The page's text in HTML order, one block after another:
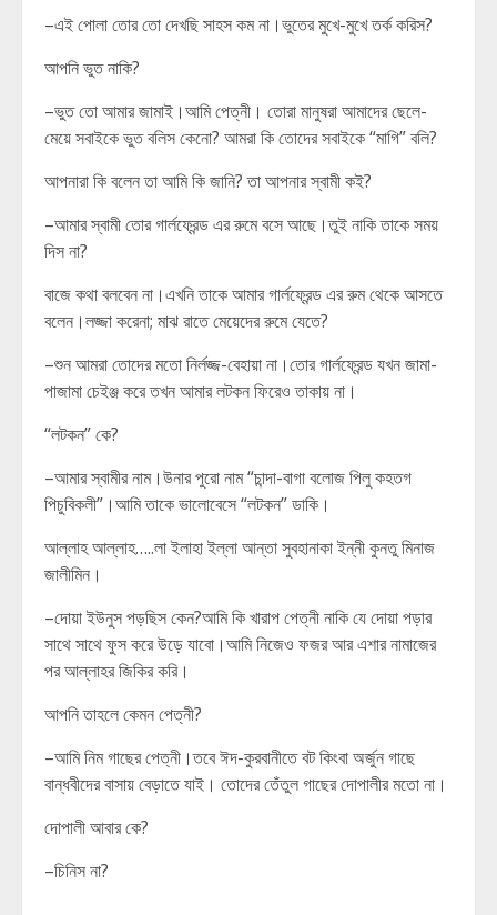
–এই পোলা তোর তো দেখছি সাহস কম না।ভুতের মুখে-মুখে তর্ক করিস?
আপনি ভুত নাকি?
–ভুত তো আমার জামাই।আমি পেত্নী। তোরা মানুষরা আমাদের ছেলে-
মেয়ে সবাইকে ভুত বলিস কেনো? আমরা কি তোদের সবাইকে “মাগি” বলি?
আপনারা কি বলেন তা আমি কি জানি? তা আপনার স্বামী কই?
–আমার স্বামী তোর গার্লফ্রেন্ড এর রুমে বসে আছে।তুই নাকি তাকে সময়
দিস না?
বাজে কথা বলবেন না।এখনি তাকে আমার গার্লফ্রেন্ড এর রুম থেকে আসতে
বলেন।লজ্জা করেনা; মাঝ রাতে মেয়েদের রুমে যেতে?
–শুন আমরা তোদের মতো নির্লজ্জ-বেহায়া না।তোর গার্লফ্রেন্ড যখন জামা-
পাজামা চেইঞ্জ করে তখন আমার লটকন ফিরেও তাকায় না।
“লটকন” কে?
–আমার স্বামীর নাম।উনার পুরো নাম “চান্দা-বাগা বলোজ পিলু কহতগ
পিচুবিকলী”।আমি তাকে ভালোবেসে “লটকন” ডাকি।
আল্লাহ আল্লাহ…..লা ইলাহা ইল্লা আন্তা সুবহানাকা ইন্নী কুনতু মিনাজ
জালীমিন।
–দোয়া ইউনুস পড়ছিস কেন?আমি কি খারাপ পেত্নী নাকি যে দোয়া পড়ার
সাথে সাথে ফুস করে উড়ে যাবো।আমি নিজেও ফজর আর এশার নামাজের
পর আল্লাহর জিকির করি।
আপনি তাহলে কেমন পেত্নী?
–আমি নিম গাছের পেত্নী।তবে ঈদ-কুরবানীতে বট কিংবা অর্জুন গাছে
বান্ধবীদের বাসায় বেড়াতে যাই। তোদের তেঁতুল গাছের দোপালীর মতো না।
দোপালী আবার কে?
–চিনিস না?